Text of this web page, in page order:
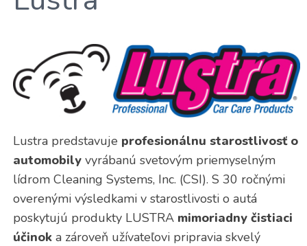
Vysávače a tepovače
Dávkovače
Platobné terminály
Predajné automaty
Lustra predstavuje profesionálnu starostlivosť o
automobilyvyrábanú svetovým priemyselným
lídrom Cleaning Systems, Inc. (CSI). S 30 ročnými
overenými výsledkami v starostlivosti o autá
poskytujú produkty LUSTRA mimoriadny čistiaci
účinoka zároveň užívateľovi pripravia skvelý